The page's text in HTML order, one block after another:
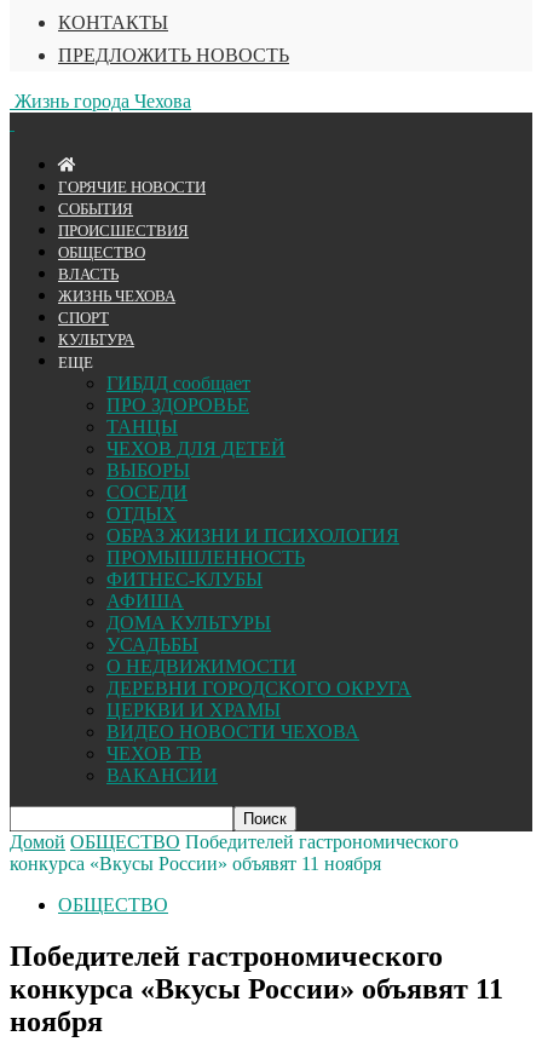
КОНТАКТЫ
ПРЕДЛОЖИТЬ НОВОСТЬ
Жизнь города Чехова
ГОРЯЧИЕ НОВОСТИ
СОБЫТИЯ
ПРОИСШЕСТВИЯ
ОБЩЕСТВО
ВЛАСТЬ
ЖИЗНЬ ЧЕХОВА
СПОРТ
КУЛЬТУРА
ЕЩЕ
ГИБДД сообщает
ПРО ЗДОРОВЬЕ
ТАНЦЫ
ЧЕХОВ ДЛЯ ДЕТЕЙ
ВЫБОРЫ
СОСЕДИ
ОТДЫХ
ОБРАЗ ЖИЗНИ И ПСИХОЛОГИЯ
ПРОМЫШЛЕННОСТЬ
ФИТНЕС-КЛУБЫ
АФИША
ДОМА КУЛЬТУРЫ
УСАДЬБЫ
О НЕДВИЖИМОСТИ
ДЕРЕВНИ ГОРОДСКОГО ОКРУГА
ЦЕРКВИ И ХРАМЫ
ВИДЕО НОВОСТИ ЧЕХОВА
ЧЕХОВ ТВ
ВАКАНСИИ
Домой ОБЩЕСТВО Победителей гастрономического
конкурса «Вкусы России» объявят 11 ноября
ОБЩЕСТВО
Победителей гастрономического
конкурса «Вкусы России» объявят 11
ноября